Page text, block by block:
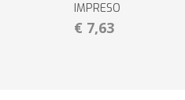
IMPRESO
€ 7,63